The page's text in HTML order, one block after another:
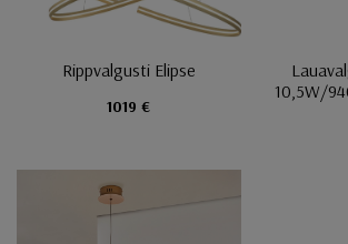
Rippvalgusti Elipse
1019 €
10,5W/